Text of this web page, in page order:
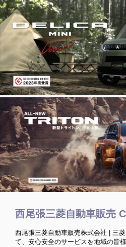
西尾張三菱自動車販売
西尾張三菱自動車販売株式会社 | 三
て、安心安全のサービスを地域の皆